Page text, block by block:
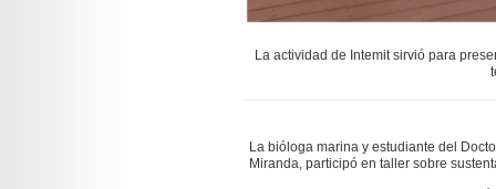
La actividad de Intemit sirvió para
La bióloga marina y estudiante del
Miranda, participó en taller sobre